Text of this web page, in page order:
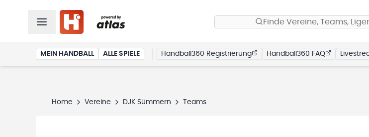
Finde Vereine, Teams,
MEIN HANDBALL ALLE SPIELE Handball360 Registrierung Handball360 FAQ
Home Vereine DJK Sümmern Teams